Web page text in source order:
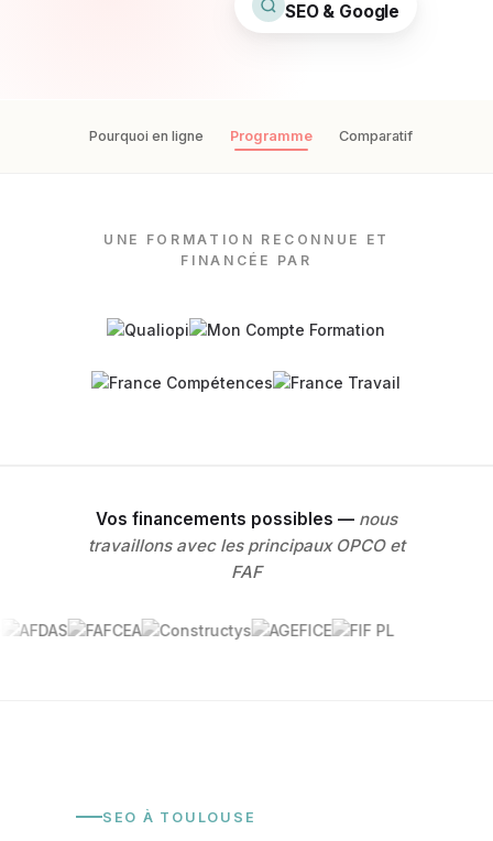
SEO & Google
Pourquoi en ligne Programme Comparatif
UNE FORMATION RECONNUE ET
FINANCÉE PAR
Vos financements possibles —nous
travaillons avec les principaux OPCO et
FAF
SEO À TOULOUSE